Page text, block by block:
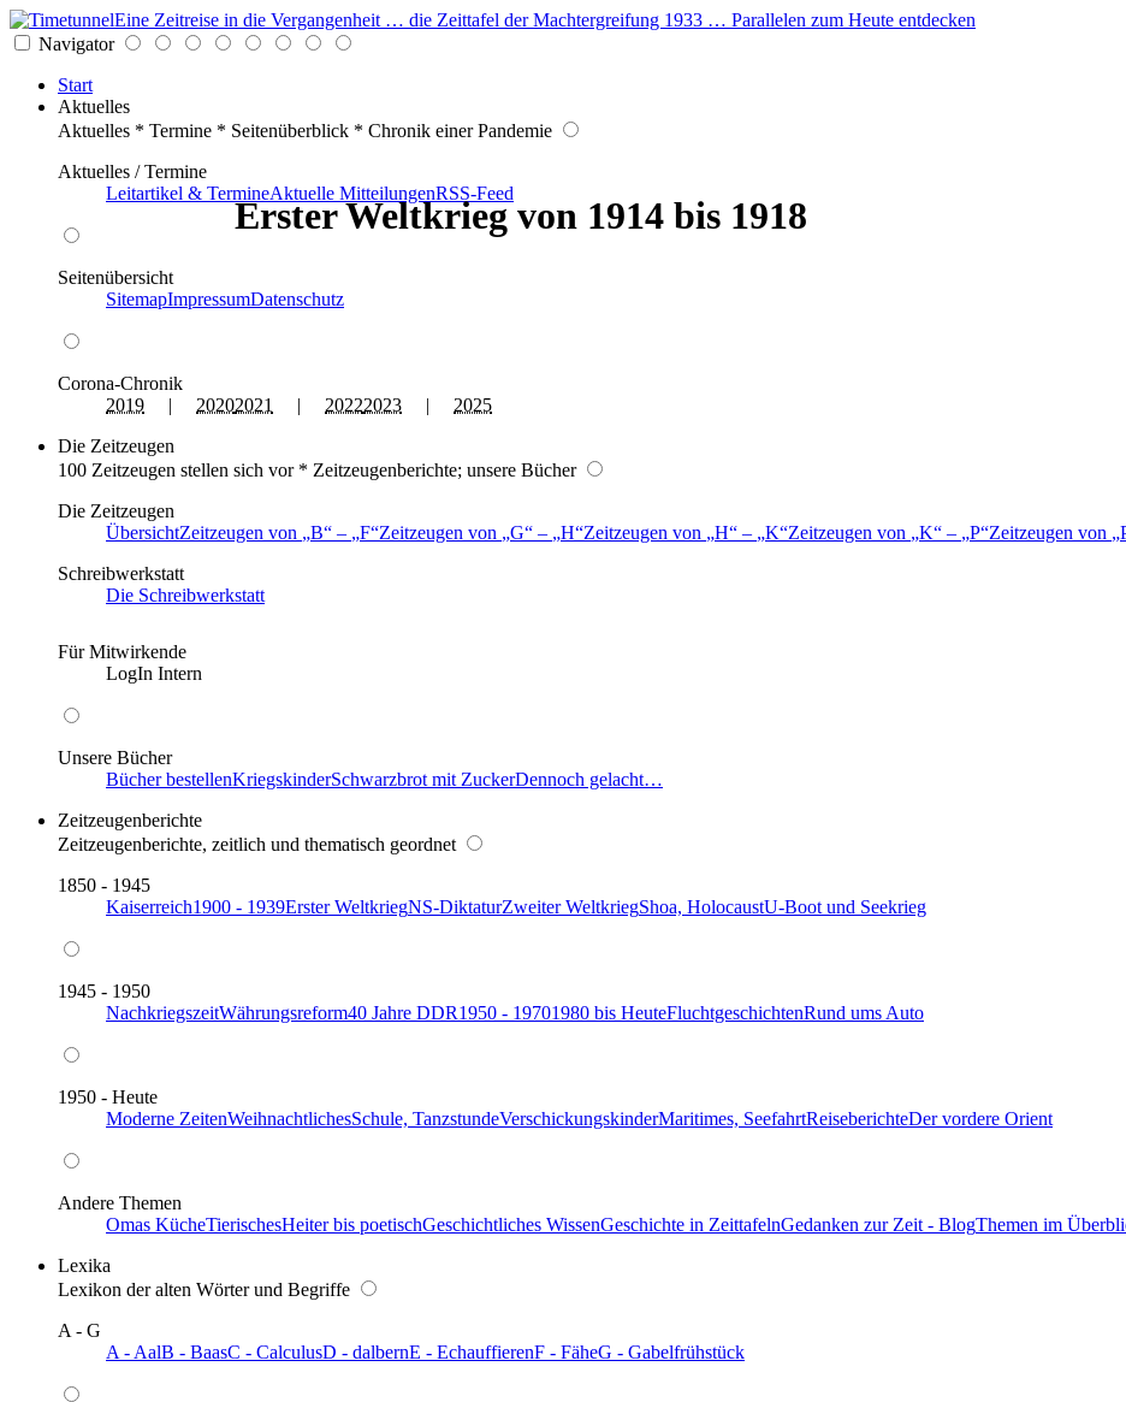
Eine Zeitreise in die Vergangenheit … die Zeittafel der Machtergreifung 1933 … Parallelen zum Heute entdecken
Navigator
Start
Aktuelles
Aktuelles * Termine * Seitenüberblick * Chronik einer Pandemie
Aktuelles / Termine
Leitartikel & TermineAktuelle MitteilungenRSS-Feed
Seitenübersicht
SitemapImpressumDatenschutz
Corona-Chronik
2019 | 20202021 | 20222023 | 2025
Die Zeitzeugen
100 Zeitzeugen stellen sich vor * Zeitzeugenberichte; unsere Bücher
Die Zeitzeugen
ÜbersichtZeitzeugen von B – F Zeitzeugen von G – H Zeitzeugen von H – K Zeitzeugen von K – P Zeitzeugen von
Schreibwerkstatt
Die Schreibwerkstatt
Für Mitwirkende
LogIn Intern
Unsere Bücher
Bücher bestellenKriegskinderSchwarzbrot mit ZuckerDennoch gelacht…
Zeitzeugenberichte
Zeitzeugenberichte, zeitlich und thematisch geordnet
1850 - 1945
Kaiserreich1900 - 1939Erster WeltkriegNS-DiktaturZweiter WeltkriegShoa, HolocaustU-Boot und Seekrieg
1945 - 1950
NachkriegszeitWährungsreform40 Jahre DDR1950 - 19701980 bis HeuteFluchtgeschichtenRund ums Auto
1950 - Heute
Moderne ZeitenWeihnachtlichesSchule, TanzstundeVerschickungskinderMaritimes, SeefahrtReiseberichteDer vordere Orient
Andere Themen
Omas KücheTierischesHeiter bis poetischGeschichtliches WissenGeschichte in ZeittafelnGedanken zur Zeit - BlogThemen im
Lexika
Lexikon der alten Wörter und Begriffe
A - G
A - AalB - BaasC - CalculusD - dalbernE - EchauffierenF - FäheG - Gabelfrühstück
Erster Weltkrieg von 1914 bis 1918